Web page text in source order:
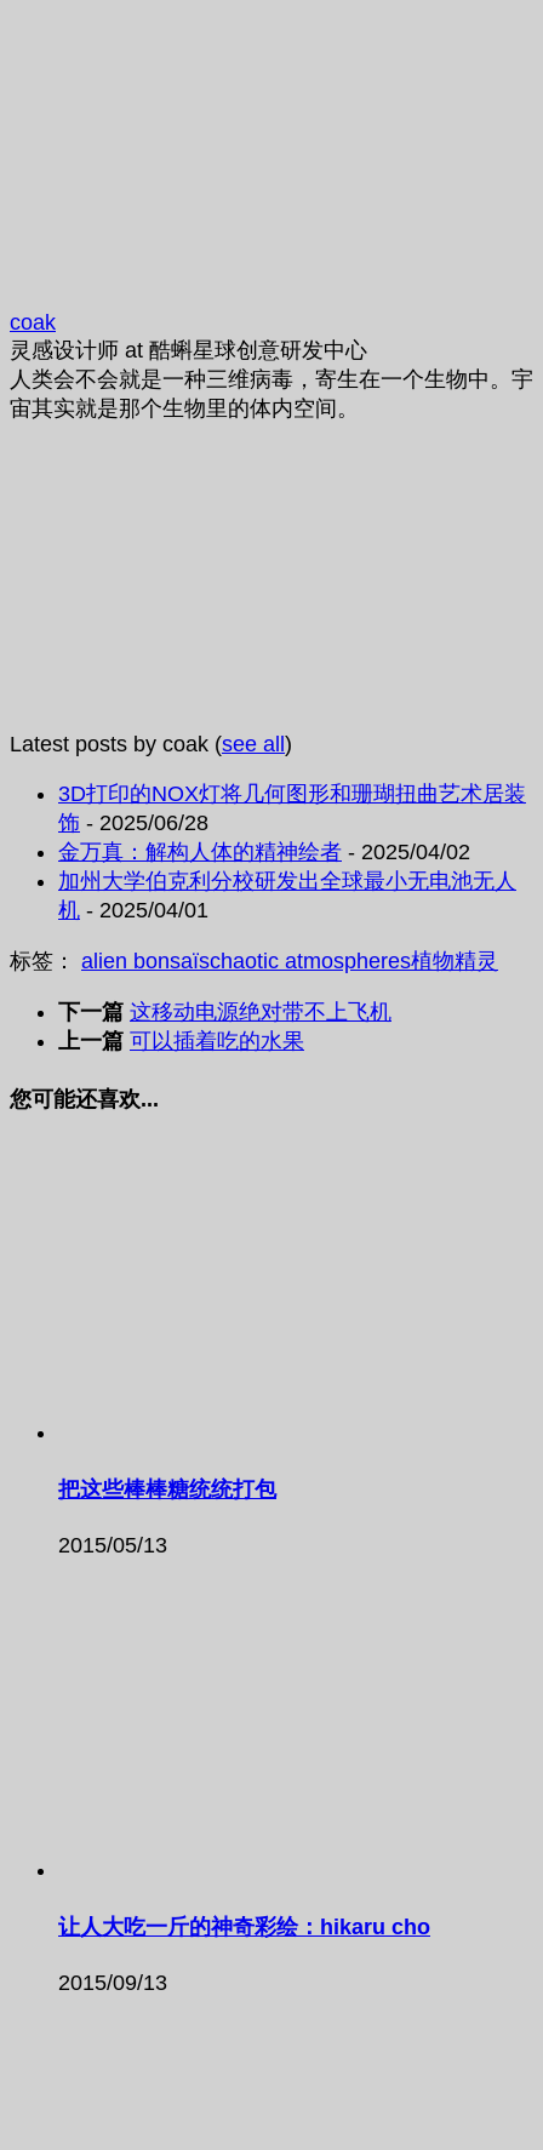
coak
灵感设计师 at 酷蝌星球创意研发中心
人类会不会就是一种三维病毒，寄生在一个生物中。宇
宙其实就是那个生物里的体内空间。
Latest posts by coak (see all)
3D打印的NOX灯将几何图形和珊瑚扭曲艺术居装
饰 - 2025/06/28
金万真：解构人体的精神绘者 - 2025/04/02
加州大学伯克利分校研发出全球最小无电池无人
机 - 2025/04/01
标签： alien bonsaïschaotic atmospheres植物精灵
下一篇 这移动电源绝对带不上飞机
上一篇 可以插着吃的水果
您可能还喜欢...
把这些棒棒糖统统打包
2015/05/13
让人大吃一斤的神奇彩绘：hikaru cho
2015/09/13